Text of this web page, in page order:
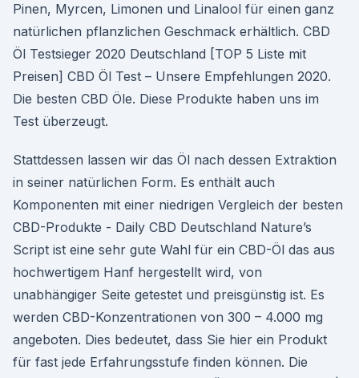
Pinen, Myrcen, Limonen und Linalool für einen ganz
natürlichen pflanzlichen Geschmack erhältlich. CBD
Öl Testsieger 2020 Deutschland [TOP 5 Liste mit
Preisen] CBD Öl Test – Unsere Empfehlungen 2020.
Die besten CBD Öle. Diese Produkte haben uns im
Test überzeugt.
Stattdessen lassen wir das Öl nach dessen Extraktion
in seiner natürlichen Form. Es enthält auch
Komponenten mit einer niedrigen Vergleich der besten
CBD-Produkte - Daily CBD Deutschland Nature’s
Script ist eine sehr gute Wahl für ein CBD-Öl das aus
hochwertigem Hanf hergestellt wird, von
unabhängiger Seite getestet und preisgünstig ist. Es
werden CBD-Konzentrationen von 300 – 4.000 mg
angeboten. Dies bedeutet, dass Sie hier ein Produkt
für fast jede Erfahrungsstufe finden können. Die